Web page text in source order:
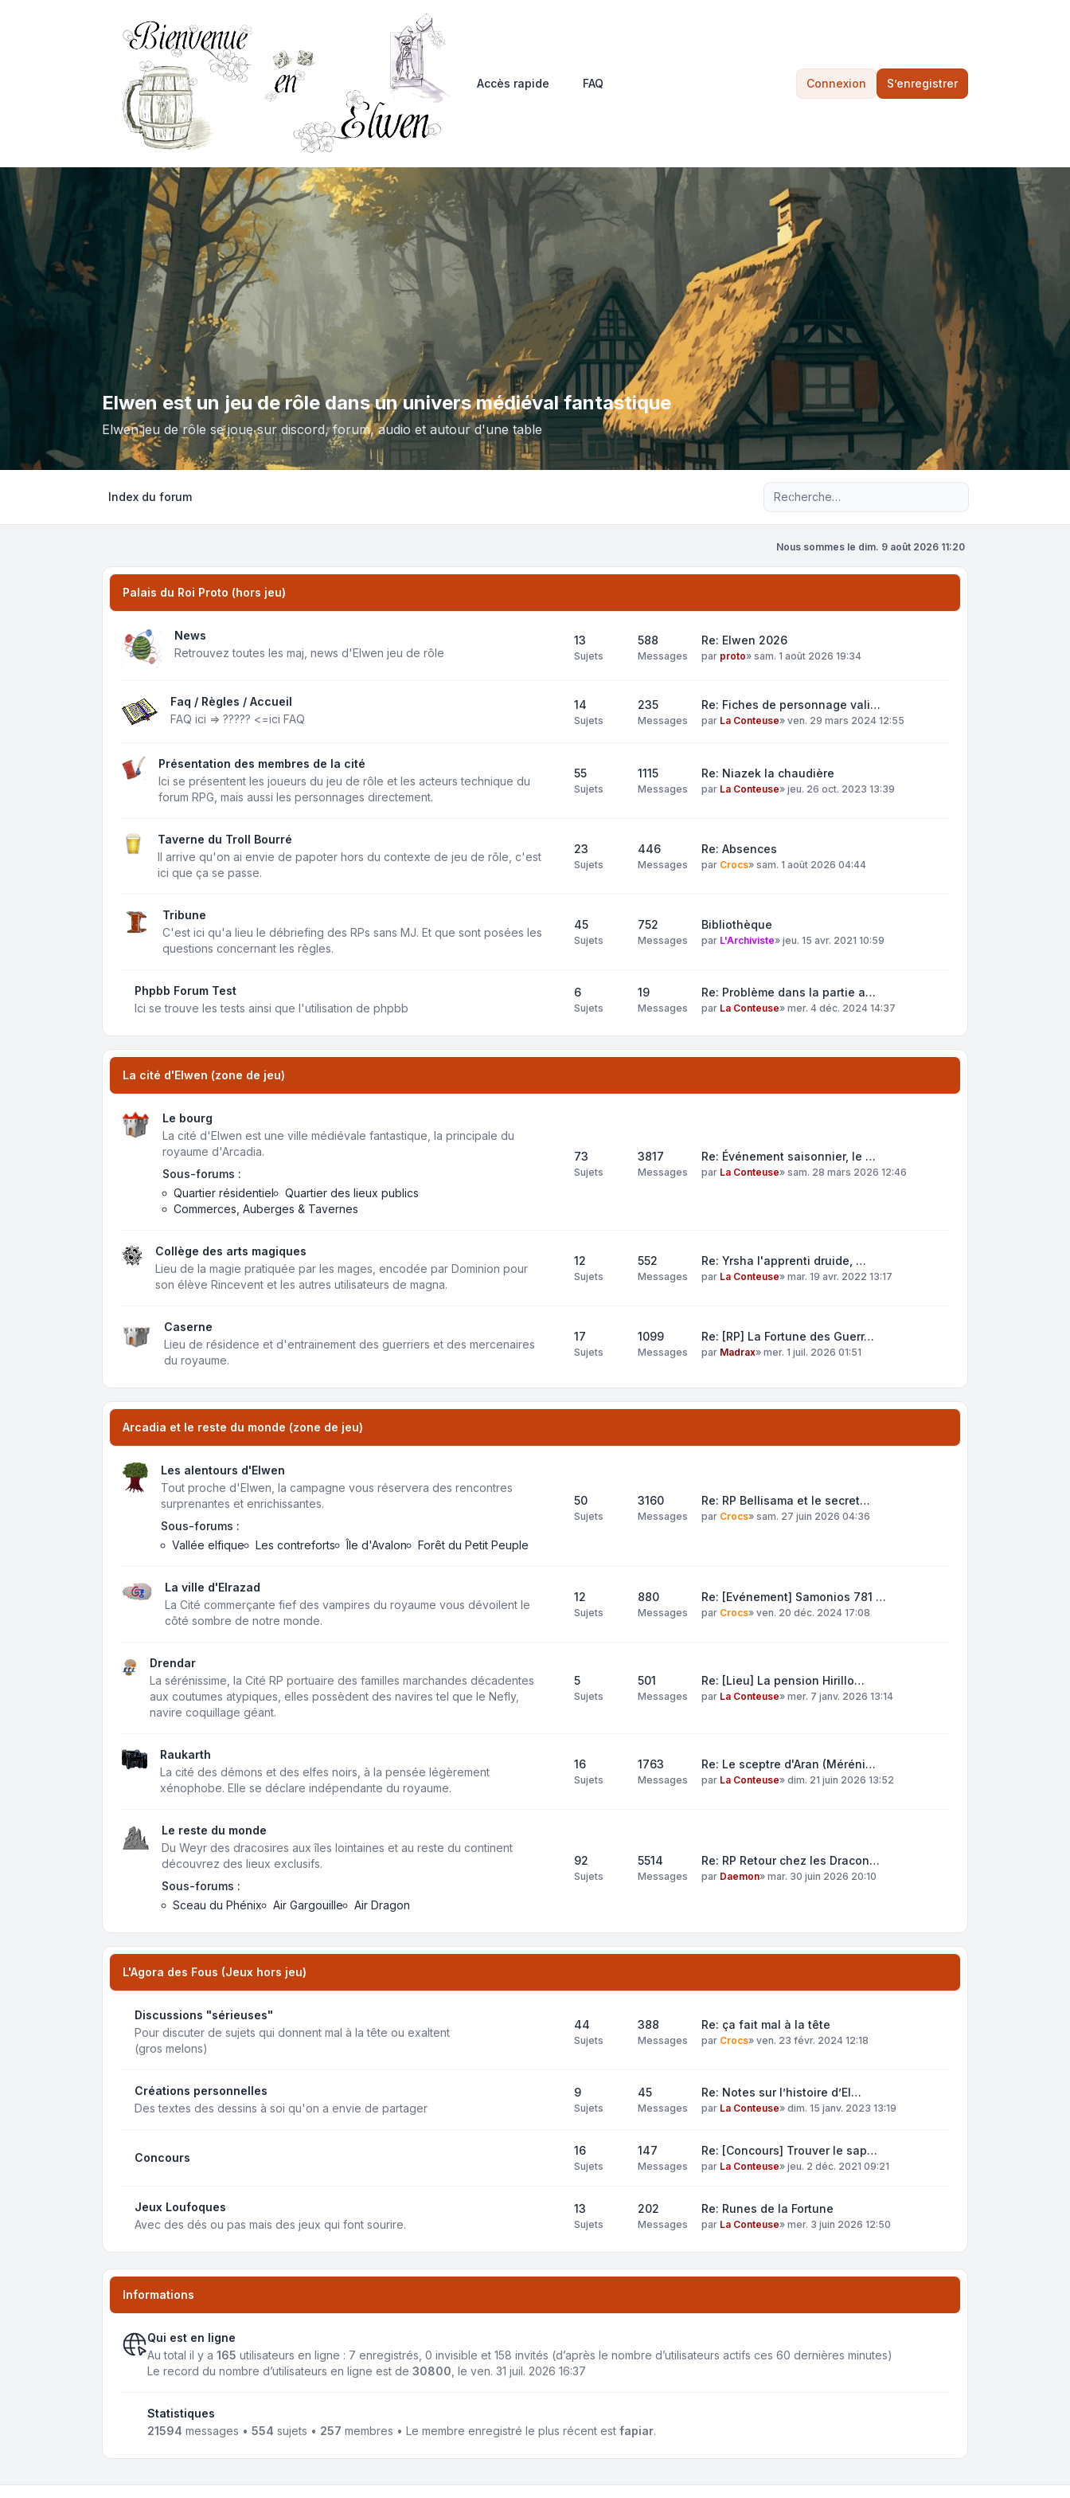
Accès rapide FAQ Connexion S’enregistrer
Elwen est un jeu de rôle dans un univers médiéval fantastique
Elwen jeu de rôle se joue sur discord, forum, audio et autour d'une table
Index du forum Recherche avancée
Nous sommes le dim. 9 août 2026 11:20
Palais du Roi Proto (hors jeu)
News
Retrouvez toutes les maj, news d'Elwen jeu de rôle
13
Sujets
588
Messages
Re: Elwen 2026
par proto» sam. 1 août 2026 19:34
Faq / Règles / Accueil
FAQ ici => ????? <=ici FAQ
14
Sujets
235
Messages
Re: Fiches de personnage vali…
par La Conteuse» ven. 29 mars 2024 12:55
Présentation des membres de la cité
Ici se présentent les joueurs du jeu de rôle et les acteurs technique du
forum RPG, mais aussi les personnages directement.
55
Sujets
1115
Messages
Re: Niazek la chaudière
par La Conteuse» jeu. 26 oct. 2023 13:39
Taverne du Troll Bourré
Il arrive qu'on ai envie de papoter hors du contexte de jeu de rôle, c'est
ici que ça se passe.
23
Sujets
446
Messages
Re: Absences
par Crocs» sam. 1 août 2026 04:44
Tribune
C'est ici qu'a lieu le débriefing des RPs sans MJ. Et que sont posées les
questions concernant les règles.
45
Sujets
752
Messages
Bibliothèque
par L'Archiviste» jeu. 15 avr. 2021 10:59
Phpbb Forum Test
Ici se trouve les tests ainsi que l'utilisation de phpbb
6
Sujets
19
Messages
Re: Problème dans la partie a…
par La Conteuse» mer. 4 déc. 2024 14:37
La cité d'Elwen (zone de jeu)
Le bourg
La cité d'Elwen est une ville médiévale fantastique, la principale du
royaume d'Arcadia.
Sous-forums :
Quartier résidentiel
Quartier des lieux publics
Commerces, Auberges & Tavernes
73
Sujets
3817
Messages
Re: Événement saisonnier, le …
par La Conteuse» sam. 28 mars 2026 12:46
Collège des arts magiques
Lieu de la magie pratiquée par les mages, encodée par Dominion pour
son élève Rincevent et les autres utilisateurs de magna.
12
Sujets
552
Messages
Re: Yrsha l'apprenti druide, …
par La Conteuse» mar. 19 avr. 2022 13:17
Caserne
Lieu de résidence et d'entrainement des guerriers et des mercenaires
du royaume.
17
Sujets
1099
Messages
Re: [RP] La Fortune des Guerr…
par Madrax» mer. 1 juil. 2026 01:51
Arcadia et le reste du monde (zone de jeu)
Les alentours d'Elwen
Tout proche d'Elwen, la campagne vous réservera des rencontres
surprenantes et enrichissantes.
Sous-forums :
Vallée elfique
Les contreforts Île d'Avalon Forêt du Petit Peuple
50
Sujets
3160
Messages
Re: RP Bellisama et le secret…
par Crocs» sam. 27 juin 2026 04:36
La ville d'Elrazad
La Cité commerçante fief des vampires du royaume vous dévoilent le
côté sombre de notre monde.
12
Sujets
880
Messages
Re: [Evénement] Samonios 781 …
par Crocs» ven. 20 déc. 2024 17:08
Drendar
La sérénissime, la Cité RP portuaire des familles marchandes décadentes
aux coutumes atypiques, elles possèdent des navires tel que le Nefly,
navire coquillage géant.
5
Sujets
501
Messages
Re: [Lieu] La pension Hirillo…
par La Conteuse» mer. 7 janv. 2026 13:14
Raukarth
La cité des démons et des elfes noirs, à la pensée légèrement
xénophobe. Elle se déclare indépendante du royaume.
16
Sujets
1763
Messages
Re: Le sceptre d'Aran (Méréni…
par La Conteuse» dim. 21 juin 2026 13:52
Le reste du monde
Du Weyr des dracosires aux îles lointaines et au reste du continent
découvrez des lieux exclusifs.
Sous-forums :
Sceau du Phénix
Air Gargouille Air Dragon
92
Sujets
5514
Messages
Re: RP Retour chez les Dracon…
par Daemon» mar. 30 juin 2026 20:10
L'Agora des Fous (Jeux hors jeu)
Discussions "sérieuses"
Pour discuter de sujets qui donnent mal à la tête ou exaltent
(gros melons)
44
Sujets
388
Messages
Re: ça fait mal à la tête
par Crocs» ven. 23 févr. 2024 12:18
Créations personnelles
Des textes des dessins à soi qu'on a envie de partager
9
Sujets
45
Messages
Re: Notes sur l’histoire d’El…
par La Conteuse» dim. 15 janv. 2023 13:19
Concours
16
Sujets
147
Messages
Re: [Concours] Trouver le sap…
par La Conteuse» jeu. 2 déc. 2021 09:21
Jeux Loufoques
Avec des dés ou pas mais des jeux qui font sourire.
13
Sujets
202
Messages
Re: Runes de la Fortune
par La Conteuse» mer. 3 juin 2026 12:50
Informations
Qui est en ligne
Au total il y a 165 utilisateurs en ligne : 7 enregistrés, 0 invisible et 158 invités (d’après le nombre d’utilisateurs actifs ces 60 dernières minutes)
Le record du nombre d’utilisateurs en ligne est de 30800, le ven. 31 juil. 2026 16:37
Statistiques
21594 messages • 554 sujets • 257 membres • Le membre enregistré le plus récent est fapiar.